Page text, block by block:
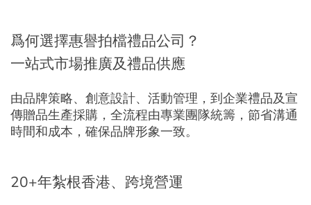
爲何選擇惠譽拍檔禮品公司？
一站式市場推廣及禮品供應
由品牌策略、創意設計、活動管理，到企業禮品及宣
傳贈品生產採購，全流程由專業團隊統籌，節省溝通
時間和成本，確保品牌形象一致。
20+年紮根香港、跨境營運